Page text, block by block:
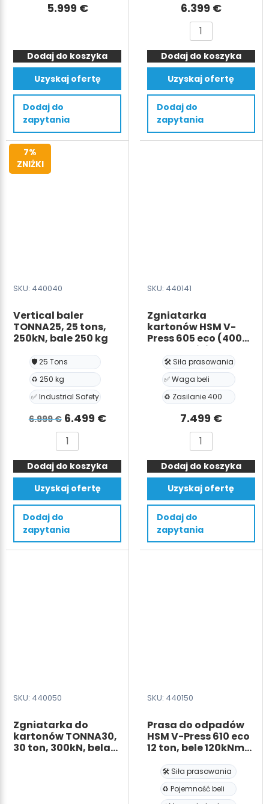
5.999 €
do
kartonów
HSM
V-
Press
504
z
Dodaj do koszyka
Uzyskaj ofertę
Dodaj do
zapytania
6.399 €
ilość
Prasa
do
śmieci
TONNA20,
20
ton,
200kN,
bela
Dodaj do koszyka
Uzyskaj ofertę
Dodaj do
zapytania
7%
ZNIŻKI
SKU: 440040
Vertical baler
TONNA25, 25 tons,
250kN, bale 250 kg
🛡️ 25 Tons
♻️ 250 kg
✅ Industrial Safety
6.999€ Pierwotna
cena
wynosiła:
6.999 €.
6.499 €Aktualna
6.499 €.
ilość
Vertical
baler
TONNA25,
25
tons,
250kN,
bale
250
Dodaj do koszyka
Uzyskaj ofertę
Dodaj do
zapytania
SKU: 440141
Zgniatarka
kartonów HSM V-
Press 605 eco (400V)
z wyrzutnikiem bel
5,7T, 57 kN, waga
beli 70kg
🛠️ Siła prasowania
✅ Waga beli
♻️ Zasilanie 400
7.499 €
ilość
Zgniatarka
kartonów
HSM
V-
Press
605
eco
(400V)
Dodaj do koszyka
Uzyskaj ofertę
Dodaj do
zapytania
SKU: 440050
Zgniatarka do
kartonów TONNA30,
30 ton, 300kN, bela
SKU: 440150
Prasa do odpadów
HSM V-Press 610 eco
12 ton, bele 120kNm
🛠️ Siła prasowania
♻️ Pojemność beli